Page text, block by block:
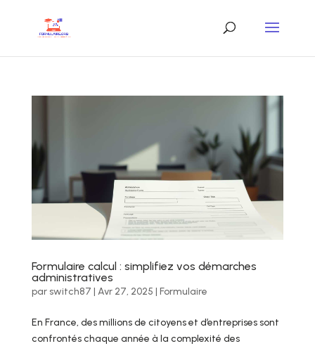
Formulaire calcul : simplifiez vos démarches
administratives
par switch87 | Avr 27, 2025 | Formulaire
En France, des millions de citoyens et d’entreprises sont
confrontés chaque année à la complexité des